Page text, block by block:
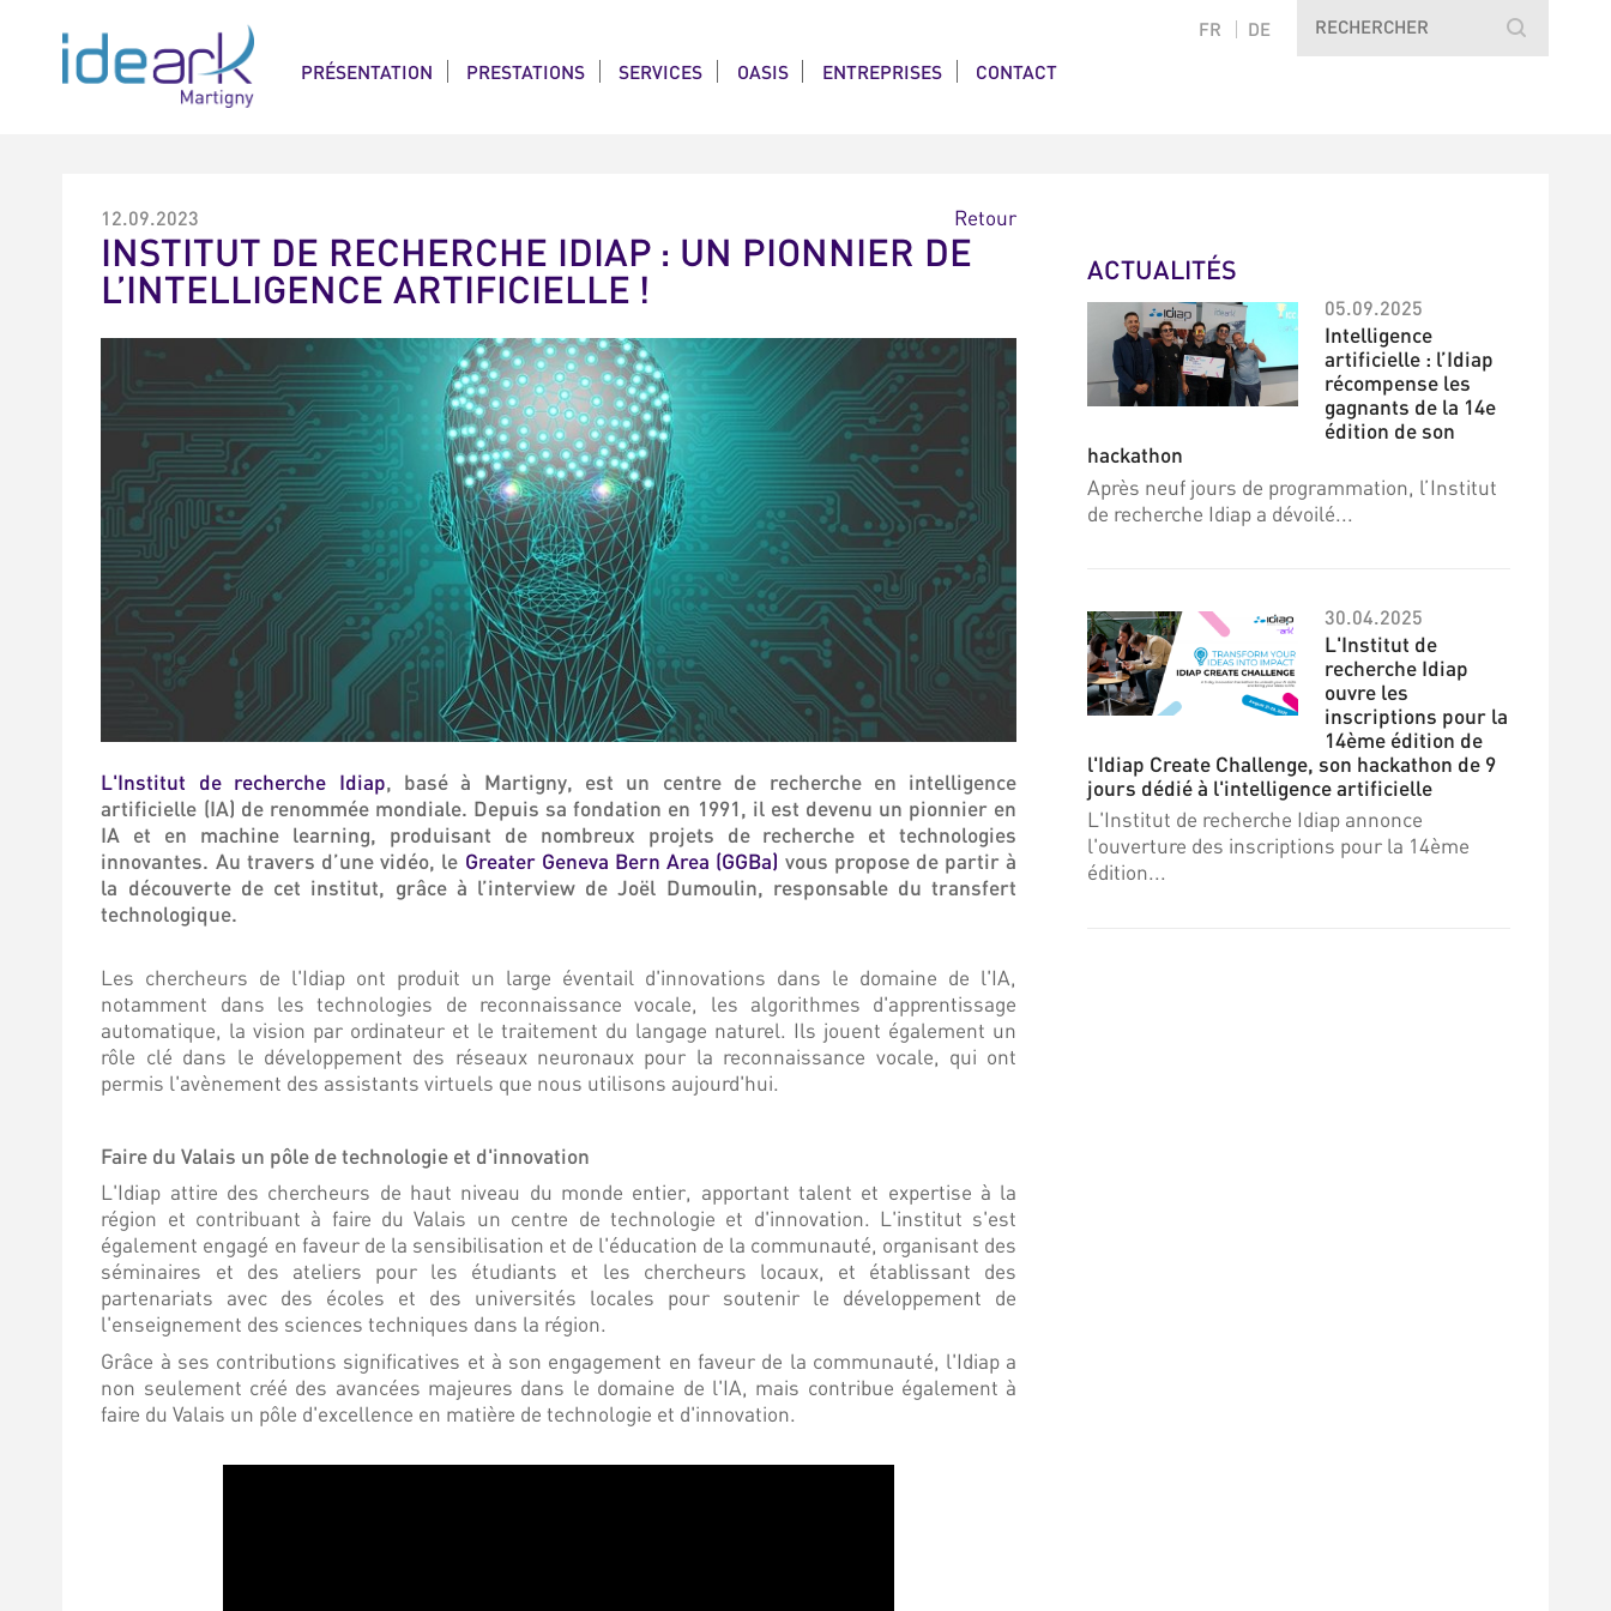
FR DE
PRÉSENTATION PRESTATIONS SERVICES OASIS ENTREPRISES CONTACT
Retour
12.09.2023
INSTITUT DE RECHERCHE IDIAP : UN PIONNIER DE
L’INTELLIGENCE ARTIFICIELLE !
L'Institut de recherche Idiap, basé à Martigny, est un centre de recherche en intelligence
artificielle (IA) de renommée mondiale. Depuis sa fondation en 1991, il est devenu un pionnier en
IA et en machine learning, produisant de nombreux projets de recherche et technologies
innovantes. Au travers d’une vidéo, le Greater Geneva Bern Area (GGBa) vous propose de partir à
la découverte de cet institut, grâce à l’interview de Joël Dumoulin, responsable du transfert
technologique.
Les chercheurs de l'Idiap ont produit un large éventail d'innovations dans le domaine de l'IA,
notamment dans les technologies de reconnaissance vocale, les algorithmes d'apprentissage
automatique, la vision par ordinateur et le traitement du langage naturel. Ils jouent également un
rôle clé dans le développement des réseaux neuronaux pour la reconnaissance vocale, qui ont
permis l'avènement des assistants virtuels que nous utilisons aujourd'hui.
Faire du Valais un pôle de technologie et d'innovation
L'Idiap attire des chercheurs de haut niveau du monde entier, apportant talent et expertise à la
région et contribuant à faire du Valais un centre de technologie et d'innovation. L'institut s'est
également engagé en faveur de la sensibilisation et de l'éducation de la communauté, organisant des
séminaires et des ateliers pour les étudiants et les chercheurs locaux, et établissant des
partenariats avec des écoles et des universités locales pour soutenir le développement de
l'enseignement des sciences techniques dans la région.
Grâce à ses contributions significatives et à son engagement en faveur de la communauté, l'Idiap a
non seulement créé des avancées majeures dans le domaine de l'IA, mais contribue également à
faire du Valais un pôle d'excellence en matière de technologie et d'innovation.
ACTUALITÉS
05.09.2025
Intelligence
artificielle : l’Idiap
récompense les
gagnants de la 14e
édition de son
hackathon
Après neuf jours de programmation, l’Institut
de recherche Idiap a dévoilé...
30.04.2025
L'Institut de
recherche Idiap
ouvre les
inscriptions pour la
14ème édition de
l'Idiap Create Challenge, son hackathon de 9
jours dédié à l'intelligence artificielle
L'Institut de recherche Idiap annonce
l'ouverture des inscriptions pour la 14ème
édition...